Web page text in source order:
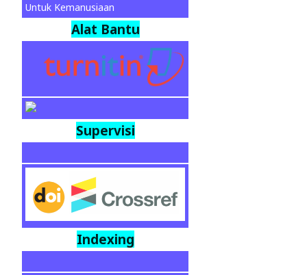
Untuk Kemanusiaan
Alat Bantu
Supervisi
Indexing